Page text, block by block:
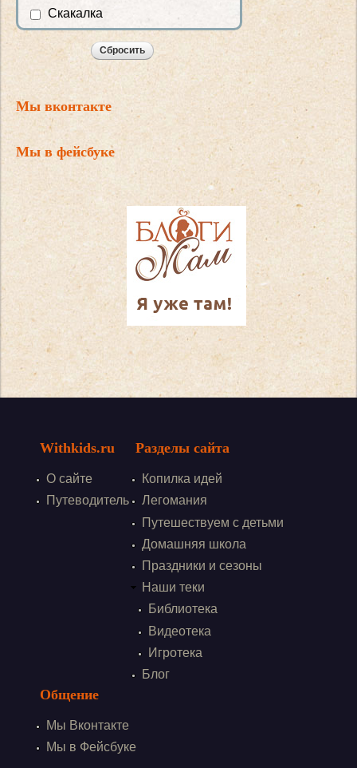
Скакалка
Мы вконтакте
Мы в фейсбуке
Withkids.ru
О сайте
Путеводитель
Разделы сайта
Копилка идей
Легомания
Путешествуем с детьми
Домашняя школа
Праздники и сезоны
Наши теки
Библиотека
Видеотека
Игротека
Блог
Общение
Мы Вконтакте
Мы в Фейсбуке